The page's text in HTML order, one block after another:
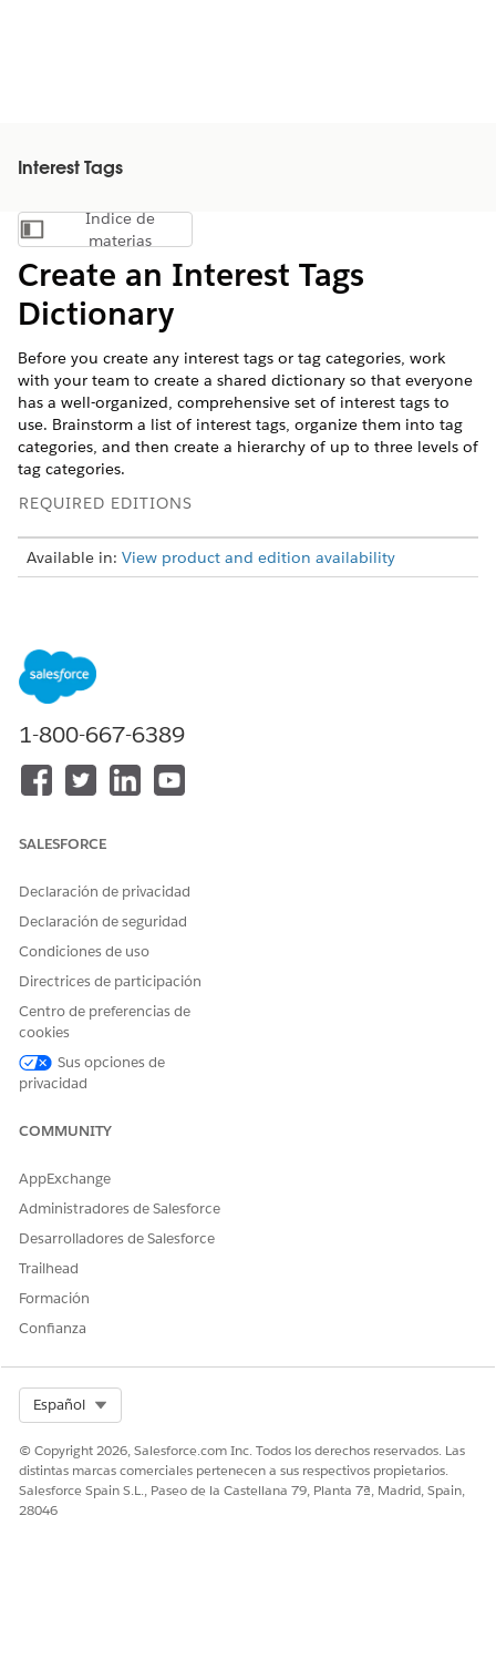
Interest Tags
Mostrar índice de materias
Índice de
materias
Create an Interest Tags
Dictionary
Before you create any interest tags or tag categories, work
with your team to create a shared dictionary so that everyone
has a well-organized, comprehensive set of interest tags to
use. Brainstorm a list of interest tags, organize them into tag
categories, and then create a hierarchy of up to three levels of
tag categories.
REQUIRED EDITIONS
Available in: View product and edition availability
EXAMPLE
interest tags.
Tag category: Sport
Tag category: Snow Sports
Interest tag: Sailing
Interest tag: Scuba Diving
¡Háganos saber cómo podemos mejorar!
1-800-667-6389
SALESFORCE
Declaración de privacidad
Declaración de seguridad
Condiciones de uso
Directrices de participación
Centro de preferencias de
cookies
Sus opciones de
privacidad
COMMUNITY
AppExchange
Administradores de Salesforce
Desarrolladores de Salesforce
Trailhead
Formación
Confianza
Español
© Copyright 2026, Salesforce.com Inc. Todos los derechos reservados. Las
distintas marcas comerciales pertenecen a sus respectivos propietarios.
Salesforce Spain S.L., Paseo de la Castellana 79, Planta 7ª, Madrid, Spain,
28046